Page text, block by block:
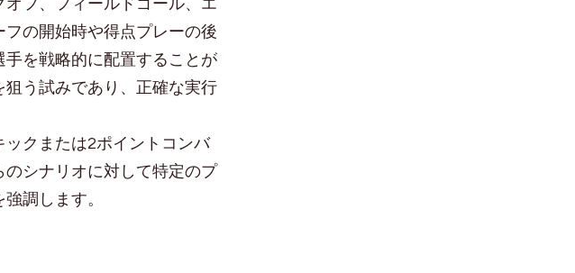
フ、フィールドゴール、エ
の開始時や得点プレーの後
を戦略的に配置することが
う試みであり、正確な実行
クまたは2ポイントコンバ
シナリオに対して特定のプ
調します。